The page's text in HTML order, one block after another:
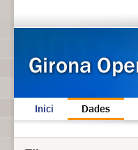
Inici Dades